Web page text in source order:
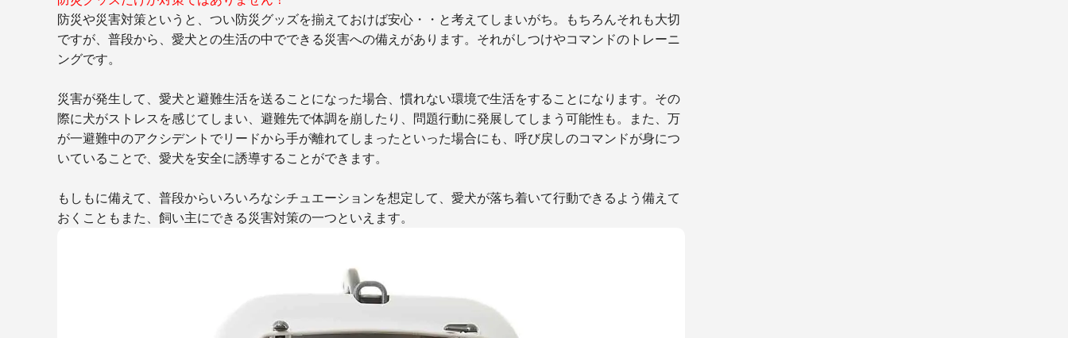
防災や災害対策というと、つい防災グッズを揃えておけば安心・・と考えてしまいがち。もちろんそれも大切
ですが、普段から、愛犬との生活の中でできる災害への備えがあります。それがしつけやコマンドのトレーニ
ングです。
災害が発生して、愛犬と避難生活を送ることになった場合、慣れない環境で生活をすることになります。その
際に犬がストレスを感じてしまい、避難先で体調を崩したり、問題行動に発展してしまう可能性も。また、万
が一避難中のアクシデントでリードから手が離れてしまったといった場合にも、呼び戻しのコマンドが身につ
いていることで、愛犬を安全に誘導することができます。
もしもに備えて、普段からいろいろなシチュエーションを想定して、愛犬が落ち着いて行動できるよう備えて
おくこともまた、飼い主にできる災害対策の一つといえます。